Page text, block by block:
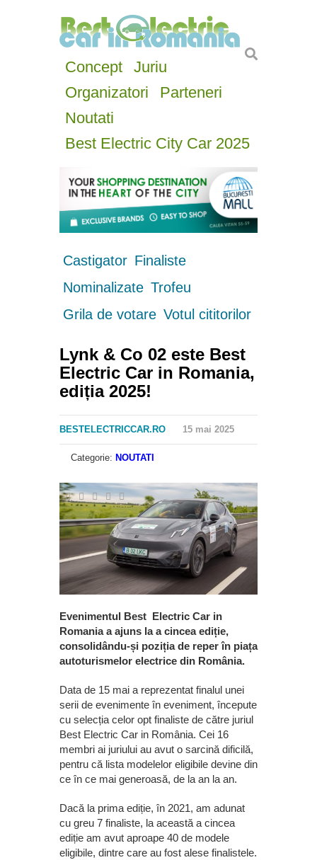
Concept
Juriu
Organizatori
Parteneri
Noutati
Best Electric City Car 2025
Castigator Finaliste
Nominalizate Trofeu
Grila de votare Votul cititorilor
Lynk & Co 02 este Best
Electric Car in Romania,
ediția 2025!
BESTELECTRICCAR.RO 15 mai 2025
Categorie: NOUTATI
Evenimentul Best Electric Car in
Romania a ajuns la a cincea ediție,
consolidându-și poziția de reper în piața
autoturismelor electrice din România.
Data de 15 mai a reprezentat finalul unei
serii de evenimente în eveniment, începute
cu selecția celor opt finaliste de către juriul
Best Electric Car in România. Cei 16
membri ai juriului au avut o sarcină dificilă,
pentru că lista modelelor eligibile devine din
ce în ce mai generoasă, de la an la an.
Dacă la prima ediție, în 2021, am adunat
cu greu 7 finaliste, la această a cincea
ediție am avut aproape 40 de modele
eligibile, dintre care au fost alese finalistele.